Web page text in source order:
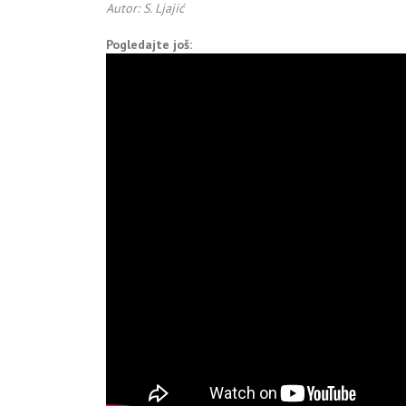
Autor: S. Ljajić
Pogledajte još: